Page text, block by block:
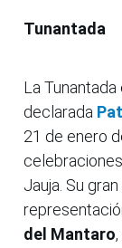
Tunantada
La
declarada
21 de enero
Jauja. Su
del Mantaro